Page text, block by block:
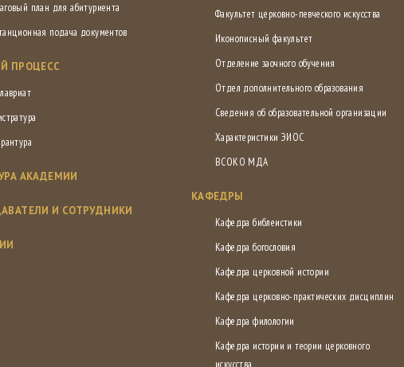
план для абитуриента
подача документов
ПРОЦЕСС
АКАДЕМИИ
И СОТРУДНИКИ
Факультет церковно-певческого искусства
Иконописный факультет
Отделение заочного обучения
Отдел дополнительного образования
Сведения об образовательной организации
Характеристики ЭИОС
ВСОКО МДА
КАФЕДРЫ
Кафедра библеистики
Кафедра богословия
Кафедра церковной истории
Кафедра церковно-практических дисциплин
Кафедра филологии
Кафедра истории и теории церковного